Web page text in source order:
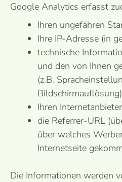
Google Analytics erfasst
Ihren ungefähren
Ihre IP-Adresse (in
technische
und den von Ihnen
(z.B.
Bildschirmauflösung)
Ihren Internetanbieter
die Referrer-URL
über welches
Internetseite
Die Informationen werden